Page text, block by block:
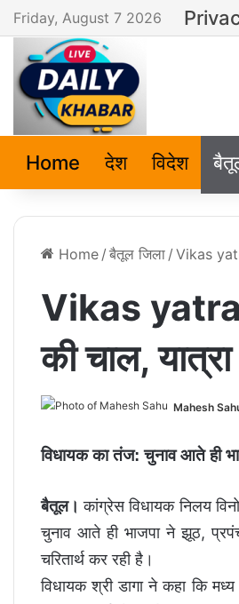
Friday, August 7 2026
Home देश विदेश
Home / बैतूल जिला / Vikas
Vikas yatra:
की चाल,
Mahesh
विधायक का तंज: चुनाव आते ही
बैतूल। कांग्रेस विधायक निलय
चुनाव आते ही भाजपा ने झूठ,
चरितार्थ कर रही है।
विधायक श्री डागा ने कहा कि